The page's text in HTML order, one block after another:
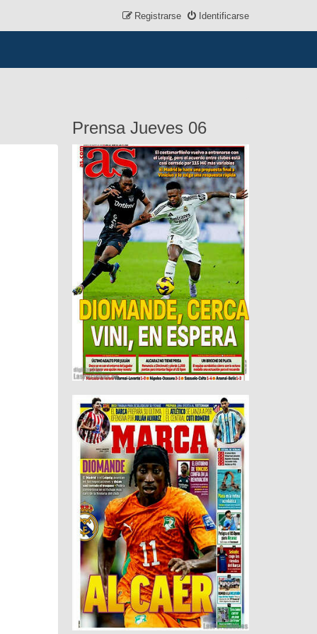
Identificarse
Registrarse
Prensa Jueves 06